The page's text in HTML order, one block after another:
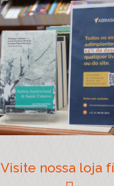
Visite nossa loja